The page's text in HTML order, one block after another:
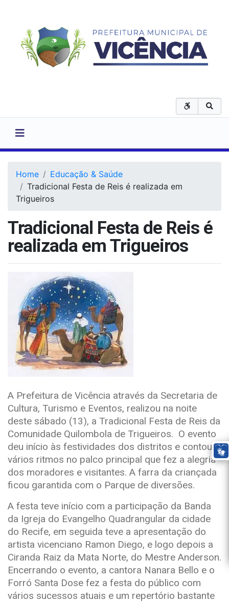
Home
Educação & Saúde
Tradicional Festa de Reis é realizada em
Trigueiros
Tradicional Festa de Reis é
realizada em Trigueiros
A Prefeitura de Vicência através da Secretaria de
Cultura, Turismo e Eventos, realizou na noite
deste sábado (13), a Tradicional Festa de Reis da
Comunidade Quilombola de Trigueiros. O evento
deu início às festividades dos distritos e contou
vários ritmos no palco principal que fez a alegria
dos moradores e visitantes. A farra da criançada
ficou garantida com o Parque de diversões.
A festa teve início com a participação da Banda
da Igreja do Evangelho Quadrangular da cidade
do Recife, em seguida teve a apresentação do
artista vicenciano Ramon Diego, e logo depois a
Ciranda Raiz da Mata Norte, do Mestre Anderson.
Encerrando o evento, a cantora Nanara Bello e o
Forró Santa Dose fez a festa do público com
vários sucessos atuais e um repertório bastante